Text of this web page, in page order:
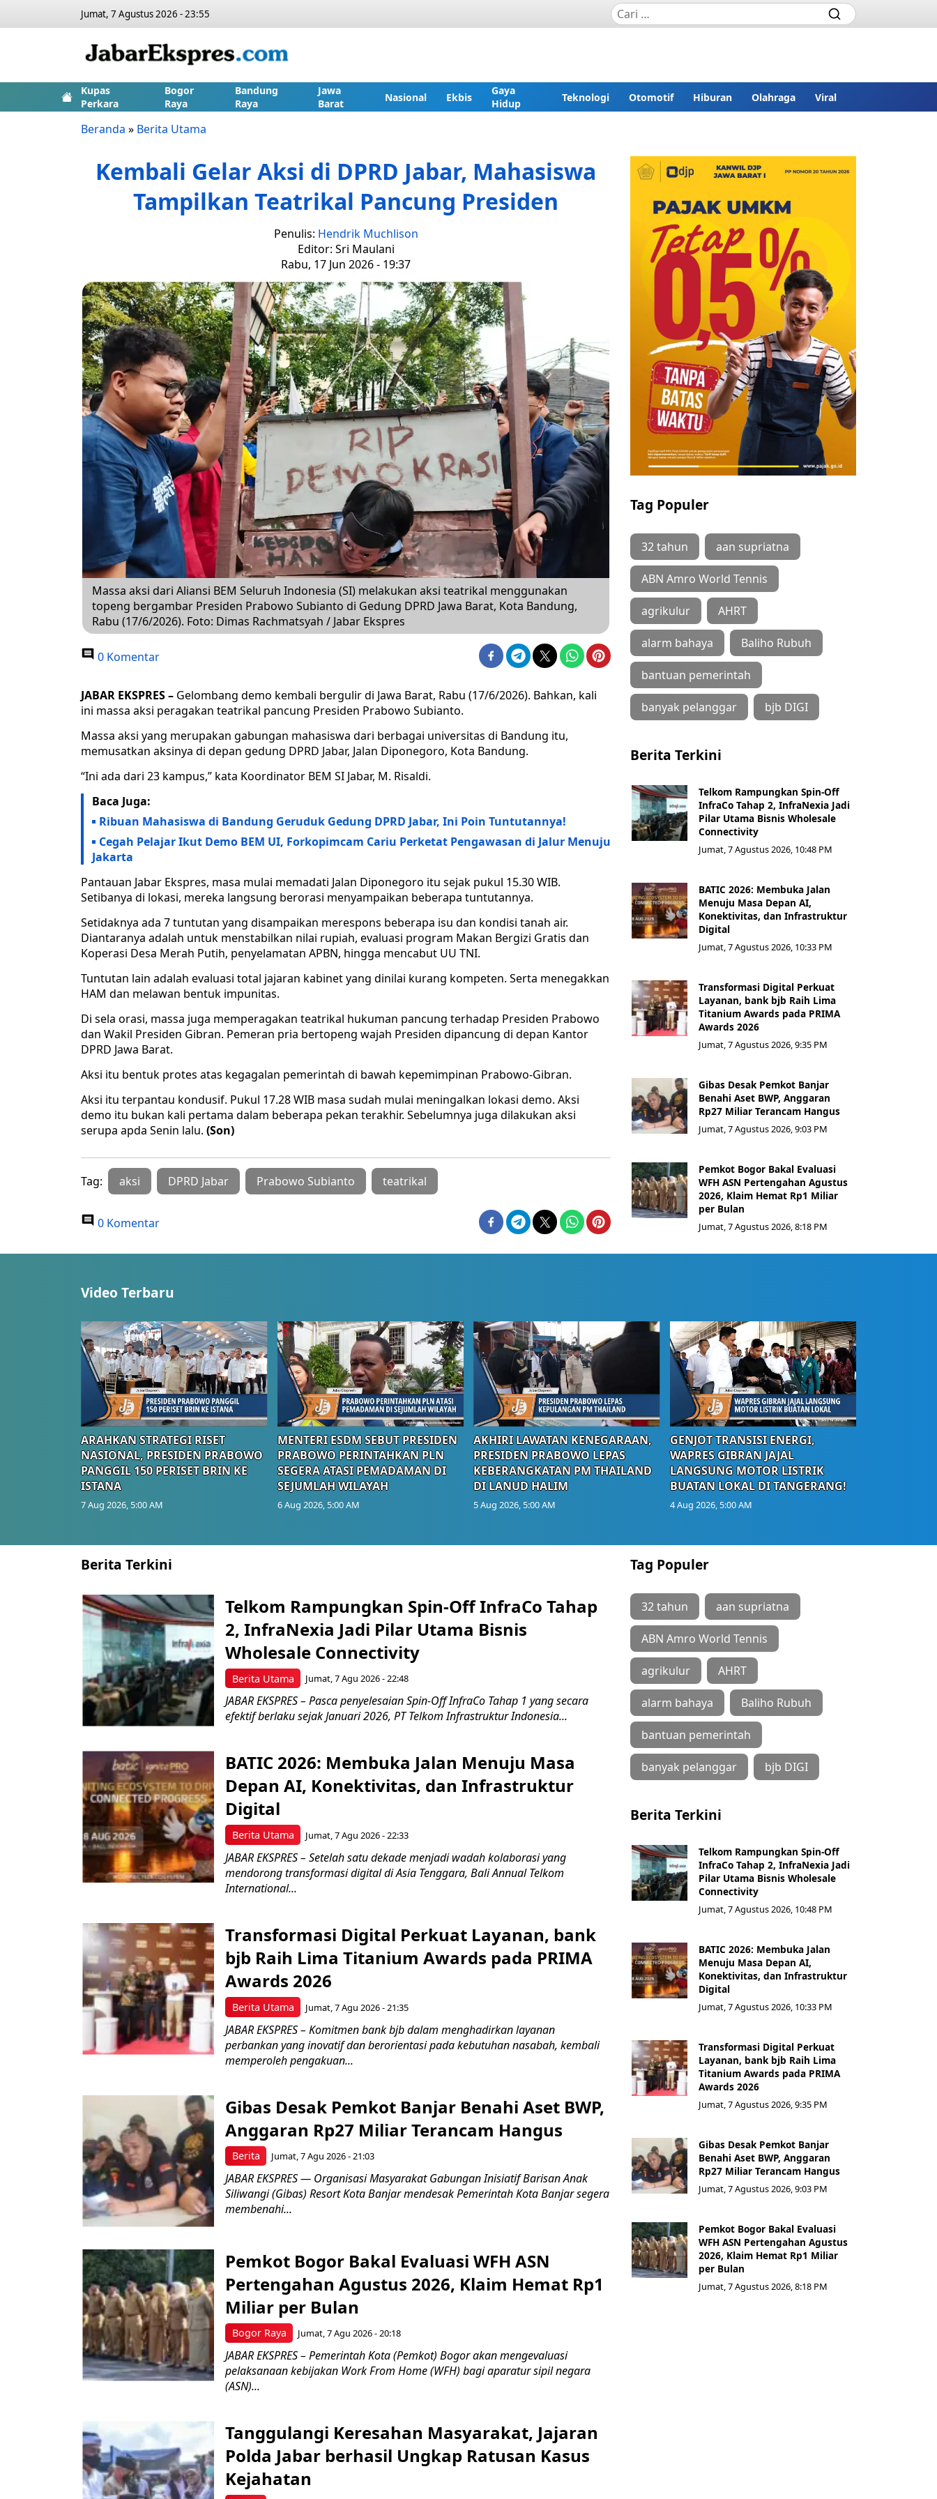
Jumat, 7 Agustus 2026 - 23:55
Kupas
Perkara
Bogor
Raya
Bandung
Raya
Jawa
Barat
Nasional Ekbis
Gaya
Hidup
Teknologi Otomotif Hiburan Olahraga Viral
Beranda » Berita Utama
Kembali Gelar Aksi di DPRD Jabar, Mahasiswa
Tampilkan Teatrikal Pancung Presiden
Penulis: Hendrik Muchlison
Editor: Sri Maulani
Rabu, 17 Jun 2026 - 19:37
Massa aksi dari Aliansi BEM Seluruh Indonesia (SI) melakukan aksi teatrikal menggunakan
topeng bergambar Presiden Prabowo Subianto di Gedung DPRD Jawa Barat, Kota Bandung,
Rabu (17/6/2026). Foto: Dimas Rachmatsyah / Jabar Ekspres
0 Komentar
JABAR EKSPRES – Gelombang demo kembali bergulir di Jawa Barat, Rabu (17/6/2026). Bahkan, kali
ini massa aksi peragakan teatrikal pancung Presiden Prabowo Subianto.
Massa aksi yang merupakan gabungan mahasiswa dari berbagai universitas di Bandung itu,
memusatkan aksinya di depan gedung DPRD Jabar, Jalan Diponegoro, Kota Bandung.
“Ini ada dari 23 kampus,” kata Koordinator BEM SI Jabar, M. Risaldi.
Baca Juga:
Ribuan Mahasiswa di Bandung Geruduk Gedung DPRD Jabar, Ini Poin Tuntutannya!
Cegah Pelajar Ikut Demo BEM UI, Forkopimcam Cariu Perketat Pengawasan di Jalur Menuju
Jakarta
Pantauan Jabar Ekspres, masa mulai memadati Jalan Diponegoro itu sejak pukul 15.30 WIB.
Setibanya di lokasi, mereka langsung berorasi menyampaikan beberapa tuntutannya.
Setidaknya ada 7 tuntutan yang disampaikan merespons beberapa isu dan kondisi tanah air.
Diantaranya adalah untuk menstabilkan nilai rupiah, evaluasi program Makan Bergizi Gratis dan
Koperasi Desa Merah Putih, penyelamatan APBN, hingga mencabut UU TNI.
Tuntutan lain adalah evaluasi total jajaran kabinet yang dinilai kurang kompeten. Serta menegakkan
HAM dan melawan bentuk impunitas.
Di sela orasi, massa juga memperagakan teatrikal hukuman pancung terhadap Presiden Prabowo
dan Wakil Presiden Gibran. Pemeran pria bertopeng wajah Presiden dipancung di depan Kantor
DPRD Jawa Barat.
Aksi itu bentuk protes atas kegagalan pemerintah di bawah kepemimpinan Prabowo-Gibran.
Aksi itu terpantau kondusif. Pukul 17.28 WIB masa sudah mulai meningalkan lokasi demo. Aksi
demo itu bukan kali pertama dalam beberapa pekan terakhir. Sebelumnya juga dilakukan aksi
serupa apda Senin lalu. (Son)
Tag: aksi DPRD Jabar Prabowo Subianto teatrikal
0 Komentar
Tag Populer
32 tahun aan supriatna
ABN Amro World Tennis
agrikulur AHRT
alarm bahaya Baliho Rubuh
bantuan pemerintah
banyak pelanggar bjb DIGI
Berita Terkini
Telkom Rampungkan Spin-Off
InfraCo Tahap 2, InfraNexia Jadi
Pilar Utama Bisnis Wholesale
Connectivity
Jumat, 7 Agustus 2026, 10:48 PM
BATIC 2026: Membuka Jalan
Menuju Masa Depan AI,
Konektivitas, dan Infrastruktur
Digital
Jumat, 7 Agustus 2026, 10:33 PM
Transformasi Digital Perkuat
Layanan, bank bjb Raih Lima
Titanium Awards pada PRIMA
Awards 2026
Jumat, 7 Agustus 2026, 9:35 PM
Gibas Desak Pemkot Banjar
Benahi Aset BWP, Anggaran
Rp27 Miliar Terancam Hangus
Jumat, 7 Agustus 2026, 9:03 PM
Pemkot Bogor Bakal Evaluasi
WFH ASN Pertengahan Agustus
2026, Klaim Hemat Rp1 Miliar
per Bulan
Jumat, 7 Agustus 2026, 8:18 PM
Video Terbaru
ARAHKAN STRATEGI RISET
NASIONAL, PRESIDEN PRABOWO
PANGGIL 150 PERISET BRIN KE
ISTANA
7 Aug 2026, 5:00 AM
MENTERI ESDM SEBUT PRESIDEN
PRABOWO PERINTAHKAN PLN
SEGERA ATASI PEMADAMAN DI
SEJUMLAH WILAYAH
6 Aug 2026, 5:00 AM
AKHIRI LAWATAN KENEGARAAN,
PRESIDEN PRABOWO LEPAS
KEBERANGKATAN PM THAILAND
DI LANUD HALIM
5 Aug 2026, 5:00 AM
GENJOT TRANSISI ENERGI,
WAPRES GIBRAN JAJAL
LANGSUNG MOTOR LISTRIK
BUATAN LOKAL DI TANGERANG!
4 Aug 2026, 5:00 AM
Berita Terkini
Berita Utama
Telkom Rampungkan Spin-Off InfraCo Tahap
2, InfraNexia Jadi Pilar Utama Bisnis
Wholesale Connectivity
Jumat, 7 Agu 2026 - 22:48
JABAR EKSPRES – Pasca penyelesaian Spin-Off InfraCo Tahap 1 yang secara
efektif berlaku sejak Januari 2026, PT Telkom Infrastruktur Indonesia...
Berita Utama
BATIC 2026: Membuka Jalan Menuju Masa
Depan AI, Konektivitas, dan Infrastruktur
Digital
Jumat, 7 Agu 2026 - 22:33
JABAR EKSPRES – Setelah satu dekade menjadi wadah kolaborasi yang
mendorong transformasi digital di Asia Tenggara, Bali Annual Telkom
International...
Berita Utama
Transformasi Digital Perkuat Layanan, bank
bjb Raih Lima Titanium Awards pada PRIMA
Awards 2026
Jumat, 7 Agu 2026 - 21:35
JABAR EKSPRES – Komitmen bank bjb dalam menghadirkan layanan
perbankan yang inovatif dan berorientasi pada kebutuhan nasabah, kembali
memperoleh pengakuan...
Berita
Gibas Desak Pemkot Banjar Benahi Aset BWP,
Anggaran Rp27 Miliar Terancam Hangus
Jumat, 7 Agu 2026 - 21:03
JABAR EKSPRES — Organisasi Masyarakat Gabungan Inisiatif Barisan Anak
Siliwangi (Gibas) Resort Kota Banjar mendesak Pemerintah Kota Banjar segera
membenahi...
Bogor Raya
Pemkot Bogor Bakal Evaluasi WFH ASN
Pertengahan Agustus 2026, Klaim Hemat Rp1
Miliar per Bulan
Jumat, 7 Agu 2026 - 20:18
JABAR EKSPRES – Pemerintah Kota (Pemkot) Bogor akan mengevaluasi
pelaksanaan kebijakan Work From Home (WFH) bagi aparatur sipil negara
(ASN)...
Tanggulangi Keresahan Masyarakat, Jajaran
Polda Jabar berhasil Ungkap Ratusan Kasus
Kejahatan
Tag Populer
32 tahun aan supriatna
ABN Amro World Tennis
agrikulur AHRT
alarm bahaya Baliho Rubuh
bantuan pemerintah
banyak pelanggar bjb DIGI
Berita Terkini
Telkom Rampungkan Spin-Off
InfraCo Tahap 2, InfraNexia Jadi
Pilar Utama Bisnis Wholesale
Connectivity
Jumat, 7 Agustus 2026, 10:48 PM
BATIC 2026: Membuka Jalan
Menuju Masa Depan AI,
Konektivitas, dan Infrastruktur
Digital
Jumat, 7 Agustus 2026, 10:33 PM
Transformasi Digital Perkuat
Layanan, bank bjb Raih Lima
Titanium Awards pada PRIMA
Awards 2026
Jumat, 7 Agustus 2026, 9:35 PM
Gibas Desak Pemkot Banjar
Benahi Aset BWP, Anggaran
Rp27 Miliar Terancam Hangus
Jumat, 7 Agustus 2026, 9:03 PM
Pemkot Bogor Bakal Evaluasi
WFH ASN Pertengahan Agustus
2026, Klaim Hemat Rp1 Miliar
per Bulan
Jumat, 7 Agustus 2026, 8:18 PM